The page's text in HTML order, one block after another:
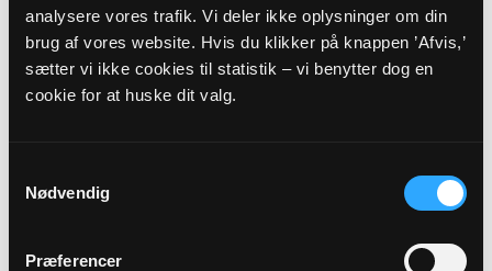
analysere vores trafik. Vi deler ikke oplysninger om din
brug af vores website. Hvis du klikker på knappen ’Afvis,’
sætter vi ikke cookies til statistik – vi benytter dog en
cookie for at huske dit valg.
Nødvendig
Præferencer